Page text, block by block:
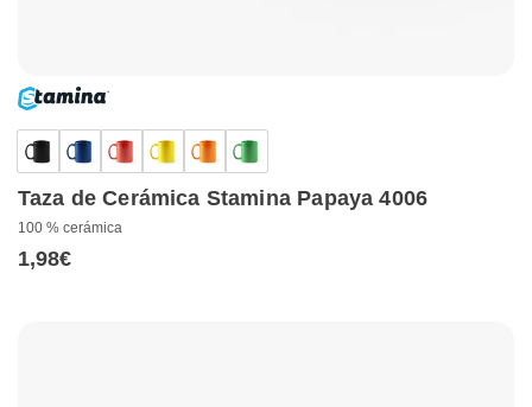
Taza de Cerámica Stamina Papaya 4006
100 % cerámica
1,98€